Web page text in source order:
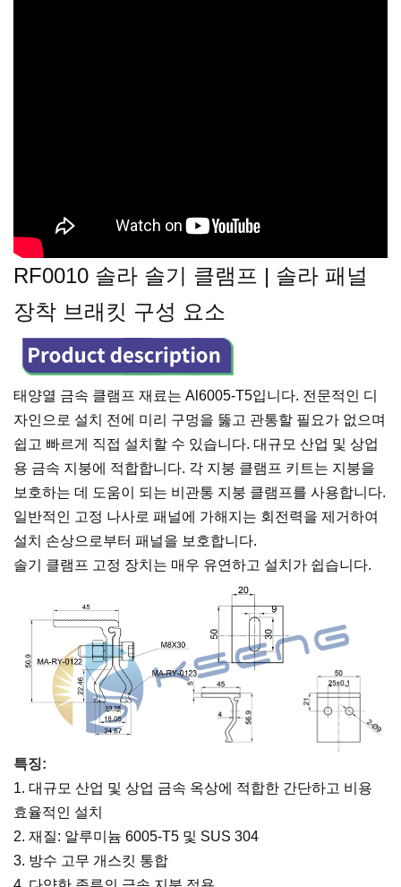
RF0010 솔라 솔기 클램프 | 솔라 패널
장착 브래킷 구성 요소
태양열 금속 클램프 재료는 Al6005-T5입니다. 전문적인 디
자인으로 설치 전에 미리 구멍을 뚫고 관통할 필요가 없으며
쉽고 빠르게 직접 설치할 수 있습니다. 대규모 산업 및 상업
용 금속 지붕에 적합합니다. 각 지붕 클램프 키트는 지붕을
보호하는 데 도움이 되는 비관통 지붕 클램프를 사용합니다.
일반적인 고정 나사로 패널에 가해지는 회전력을 제거하여
설치 손상으로부터 패널을 보호합니다.
솔기 클램프 고정 장치는 매우 유연하고 설치가 쉽습니다.
특징:
1. 대규모 산업 및 상업 금속 옥상에 적합한 간단하고 비용
효율적인 설치
2. 재질: 알루미늄 6005-T5 및 SUS 304
3. 방수 고무 개스킷 통합